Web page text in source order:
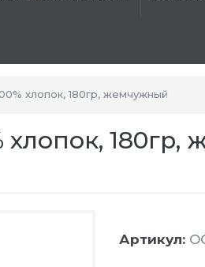
хлопок, 180гр, жемчужный
хлопок,
Артикул: